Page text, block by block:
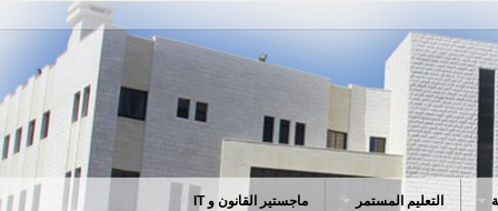
التعليم المستمر ماجستير القانون و IT